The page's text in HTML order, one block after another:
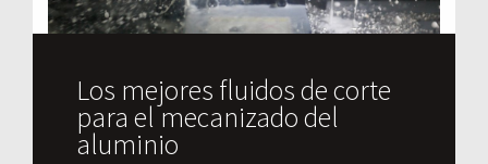
Los mejores fluidos de corte
para el mecanizado del
aluminio